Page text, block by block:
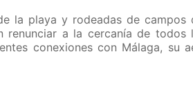
la playa y rodeadas de campos
renunciar a la cercanía de todos
conexiones con Málaga, su